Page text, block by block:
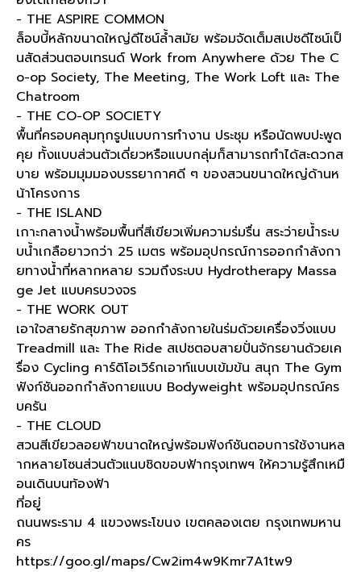
- THE ASPIRE COMMON
ล็อบบี้หลักขนาดใหญ่ดีไซน์ล้ำสมัย พร้อมจัดเต็มสเปซดีไซน์เป็
นสัดส่วนตอบเทรนด์ Work from Anywhere ด้วย The C
o-op Society, The Meeting, The Work Loft และ The
Chatroom
- THE CO-OP SOCIETY
พื้นที่ครอบคลุมทุกรูปแบบการทำงาน ประชุม หรือนัดพบปะพูด
คุย ทั้งแบบส่วนตัวเดี่ยวหรือแบบกลุ่มก็สามารถทำได้สะดวกส
บาย พร้อมมุมมองบรรยากาศดี ๆ ของสวนขนาดใหญ่ด้านห
น้าโครงการ
- THE ISLAND
เกาะกลางน้ำพร้อมพื้นที่สีเขียวเพิ่มความร่มรื่น สระว่ายน้ำระบ
บน้ำเกลือยาวกว่า 25 เมตร พร้อมอุปกรณ์การออกกำลังกา
ยทางน้ำที่หลากหลาย รวมถึงระบบ Hydrotherapy Massa
ge Jet แบบครบวงจร
- THE WORK OUT
เอาใจสายรักสุขภาพ ออกกำลังกายในร่มด้วยเครื่องวิ่งแบบ
Treadmill และ The Ride สเปซตอบสายปั่นจักรยานด้วยเค
รื่อง Cycling คาร์ดิโอเวิร์กเอาท์แบบเข้มข้น สนุก The Gym
ฟังก์ชันออกกำลังกายแบบ Bodyweight พร้อมอุปกรณ์คร
บครัน
- THE CLOUD
สวนสีเขียวลอยฟ้าขนาดใหญ่พร้อมฟังก์ชันตอบการใช้งานหล
ากหลายโซนส่วนตัวแนบชิดขอบฟ้ากรุงเทพฯ ให้ความรู้สึกเหมื
อนเดินบนท้องฟ้า
ที่อยู่
ถนนพระราม 4 แขวงพระโขนง เขตคลองเตย กรุงเทพมหาน
คร
https://goo.gl/maps/Cw2im4w9Kmr7A1tw9